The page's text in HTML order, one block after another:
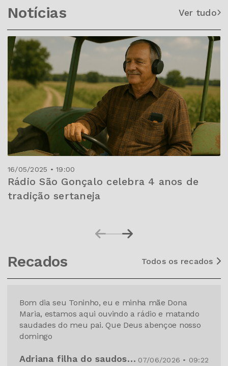
Notícias Ver tudo
16/05/2025 • 19:00
Rádio São Gonçalo celebra 4 anos de
tradição sertaneja
Recados Todos os recados
Adriana filha do saudoso Dorival Bento 07/06/2026 • 09:22
Bom dia seu Toninho, eu e minha mãe Dona
Maria, estamos aqui ouvindo a rádio e matando
saudades do meu pai. Que Deus abençoe nosso
domingo